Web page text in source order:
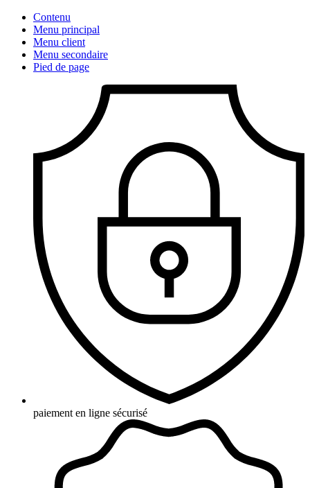
Contenu
Menu principal
Menu client
Menu secondaire
Pied de page
paiement en ligne sécurisé